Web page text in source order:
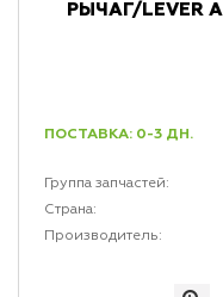
РЫЧАГ/LEVER
ПОСТАВКА: 0-3 ДН.
Группа запчастей:
Страна:
Производитель: